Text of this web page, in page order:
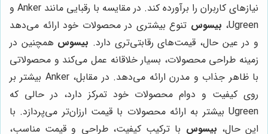
نیازهای کاربران را برآورده کند. در مقایسه با رقبایی مانند Anker و
Ugreen، بیسوس تنوع بیشتری در محصولات خود ارائه می‌دهد
و در عین حال، قیمت‌های رقابتی‌تری دارد. بیسوس همچنین در
زمینه طراحی محصولات، بسیار خلاقانه عمل می‌کند و محصولاتی
با ظاهر جذاب و مدرن ارائه می‌دهد. در مقابل، Anker بیشتر بر
روی کیفیت و دوام محصولات خود تمرکز دارد، در حالی که
Ugreen بیشتر به ارائه محصولات با قیمت ارزان‌تر می‌پردازد. با
این حال، بیسوس با ترکیب کیفیت، طراحی و قیمت مناسب،